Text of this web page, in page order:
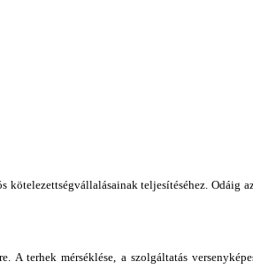
teljesítéséhez. Odáig
terhek mérséklése, a szolgáltatás